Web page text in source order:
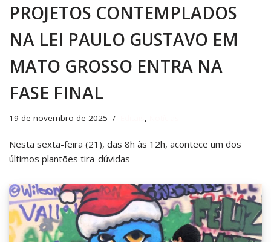
PROJETOS CONTEMPLADOS
NA LEI PAULO GUSTAVO EM
MATO GROSSO ENTRA NA
FASE FINAL
19 de novembro de 2025 ,
Nesta sexta-feira (21), das 8h às 12h, acontece um dos
últimos plantões tira-dúvidas